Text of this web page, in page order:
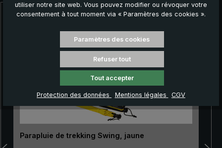
Parapluie de trekking Swing, jaune
utiliser notre site web. Vous pouvez modifier ou révoquer votre
consentement à tout moment via « Paramètres des cookies ».
Paramètres des cookies
Refuser tout
Tout accepter
Protection des données Mentions légales CGV